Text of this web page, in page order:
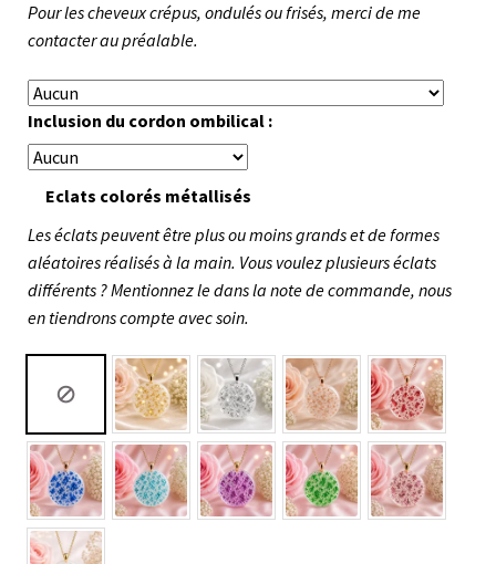
Pour les cheveux crépus, ondulés ou frisés, merci de me
contacter au préalable.
Inclusion du cordon ombilical :
Eclats colorés métallisés
Les éclats peuvent être plus ou moins grands et de formes
aléatoires réalisés à la main. Vous voulez plusieurs éclats
différents ? Mentionnez le dans la note de commande, nous
en tiendrons compte avec soin.